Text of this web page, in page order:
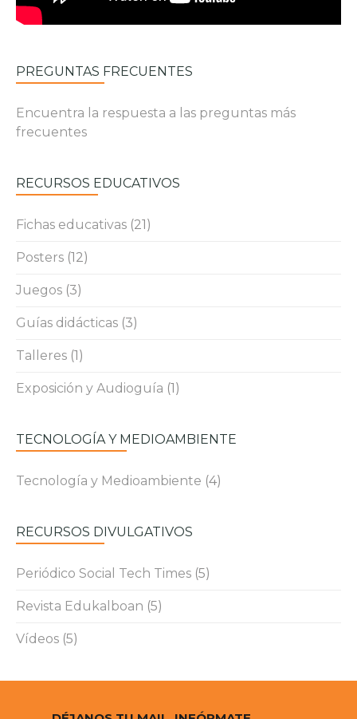
PREGUNTAS FRECUENTES
Encuentra la respuesta a las preguntas más
frecuentes
RECURSOS EDUCATIVOS
Fichas educativas (21)
Posters (12)
Juegos (3)
Guías didácticas (3)
Talleres (1)
Exposición y Audioguía (1)
TECNOLOGÍA Y MEDIOAMBIENTE
Tecnología y Medioambiente (4)
RECURSOS DIVULGATIVOS
Periódico Social Tech Times (5)
Revista Edukalboan (5)
Vídeos (5)